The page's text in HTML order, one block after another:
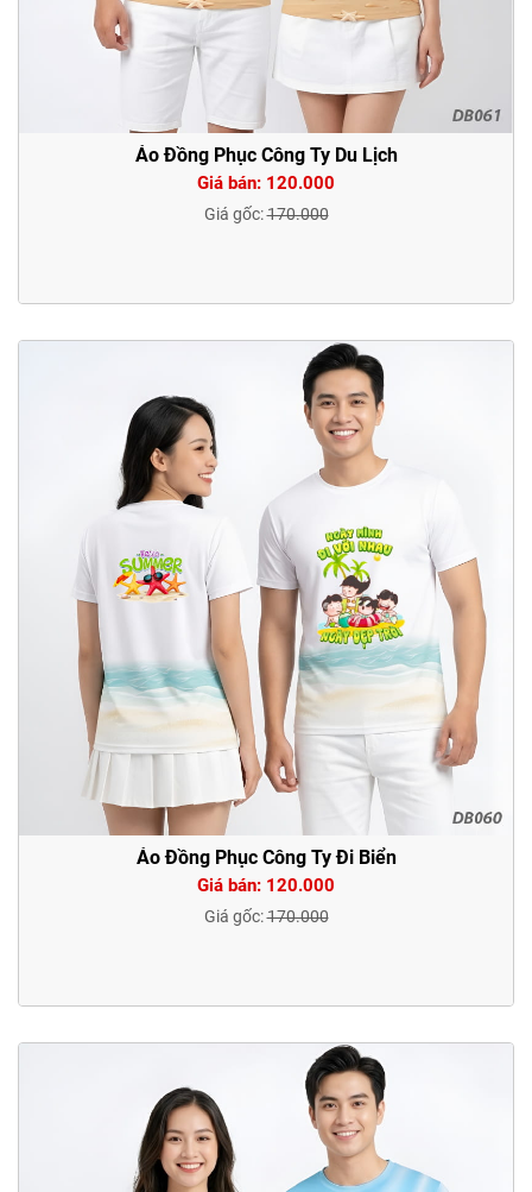
Áo Đồng Phục Công Ty Du Lịch
Giá bán: 120.000
Giá gốc:170.000
Áo Đồng Phục Công Ty Đi Biển
Giá bán: 120.000
Giá gốc:170.000